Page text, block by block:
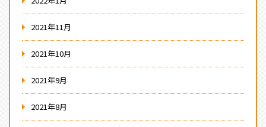
2021年11月
2021年10月
2021年9月
2021年8月